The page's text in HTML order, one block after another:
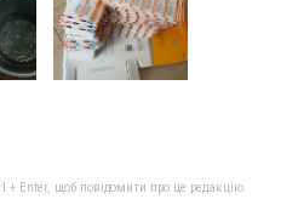
+ Enter, щоб повідомити про це редакцію